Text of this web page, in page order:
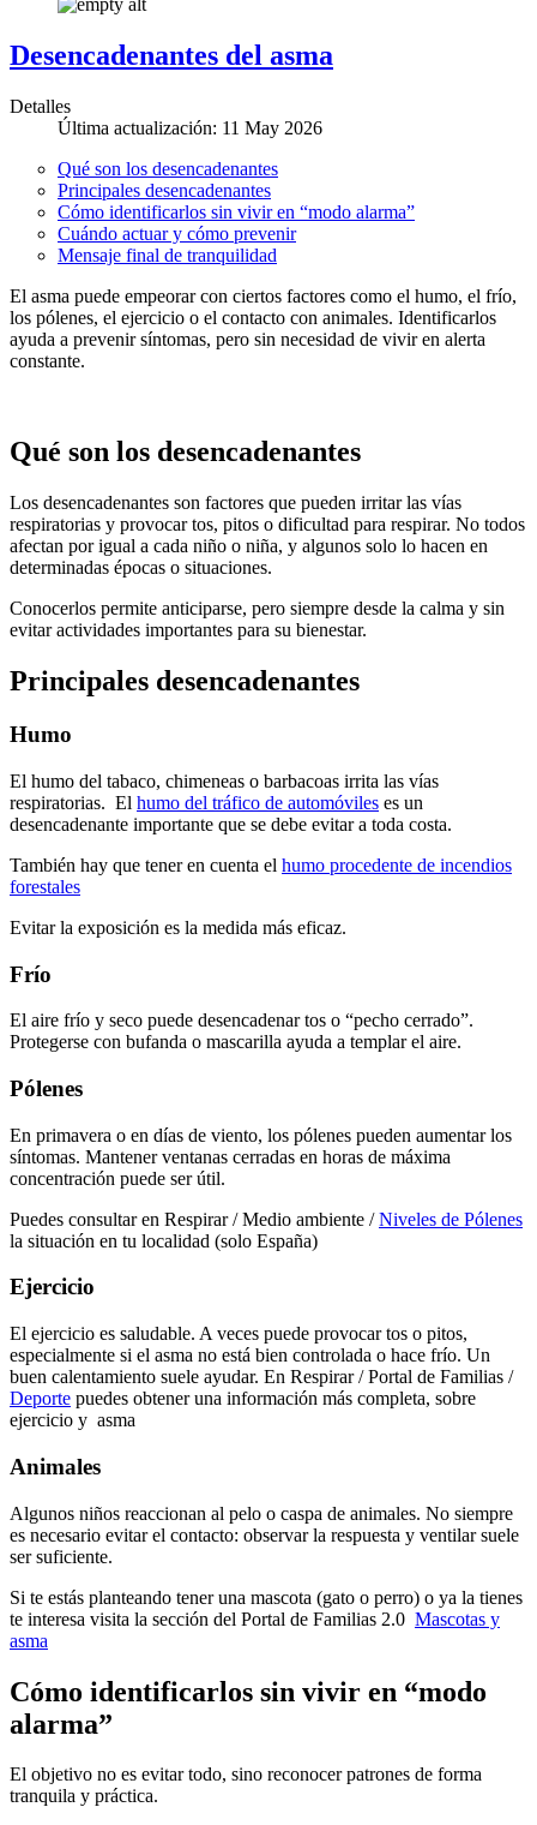
Desencadenantes del asma
Detalles
Última actualización: 11 May 2026
Qué son los desencadenantes
Principales desencadenantes
Cómo identificarlos sin vivir en “modo alarma”
Cuándo actuar y cómo prevenir
Mensaje final de tranquilidad
El asma puede empeorar con ciertos factores como el humo, el frío,
los pólenes, el ejercicio o el contacto con animales. Identificarlos
ayuda a prevenir síntomas, pero sin necesidad de vivir en alerta
constante.
Qué son los desencadenantes
Los desencadenantes son factores que pueden irritar las vías
respiratorias y provocar tos, pitos o dificultad para respirar. No todos
afectan por igual a cada niño o niña, y algunos solo lo hacen en
determinadas épocas o situaciones.
Conocerlos permite anticiparse, pero siempre desde la calma y sin
evitar actividades importantes para su bienestar.
Principales desencadenantes
Humo
El humo del tabaco, chimeneas o barbacoas irrita las vías
respiratorias. El humo del tráfico de automóviles es un
desencadenante importante que se debe evitar a toda costa.
También hay que tener en cuenta el humo procedente de incendios
forestales
Evitar la exposición es la medida más eficaz.
Frío
El aire frío y seco puede desencadenar tos o “pecho cerrado”.
Protegerse con bufanda o mascarilla ayuda a templar el aire.
Pólenes
En primavera o en días de viento, los pólenes pueden aumentar los
síntomas. Mantener ventanas cerradas en horas de máxima
concentración puede ser útil.
Puedes consultar en Respirar / Medio ambiente /Niveles de Pólenes
la situación en tu localidad (solo España)
Ejercicio
El ejercicio es saludable. A veces puede provocar tos o pitos,
especialmente si el asma no está bien controlada o hace frío. Un
buen calentamiento suele ayudar. En Respirar / Portal de Familias /
Deporte puedes obtener una información más completa, sobre
ejercicio y asma
Animales
Algunos niños reaccionan al pelo o caspa de animales. No siempre
es necesario evitar el contacto: observar la respuesta y ventilar suele
ser suficiente.
Si te estás planteando tener una mascota (gato o perro) o ya la tienes
te interesa visita la sección del Portal de Familias 2.0 Mascotas y
asma
Cómo identificarlos sin vivir en “modo
alarma”
El objetivo no es evitar todo, sino reconocer patrones de forma
tranquila y práctica.